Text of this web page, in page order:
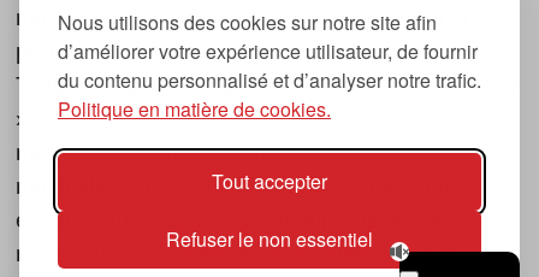
Nous utilisons des cookies sur notre site afin
d’améliorer votre expérience utilisateur, de fournir
du contenu personnalisé et d’analyser notre trafic.
Politique en matière de cookies.
Tout accepter
Refuser le non essentiel
musique et les nouvelles tendances, dont la
première parution date de 2007.
Tsugi en japonais signifie « prochain », « suivant
», ce qui correspond à la thématique du
magazine, à l’affût des nouvelles tendances
musicales, qu’elles viennent de la musique
électronique, du rock ou du hip hop, et des
nouveaux phénomènes de société liés à la